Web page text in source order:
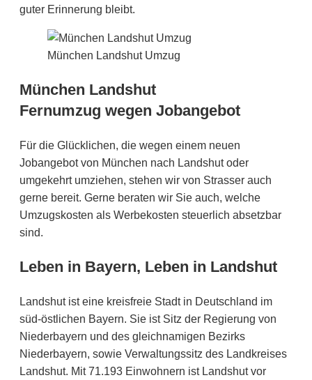
guter Erinnerung bleibt.
München Landshut Umzug
München Landshut
Fernumzug wegen Jobangebot
Für die Glücklichen, die wegen einem neuen
Jobangebot von München nach Landshut oder
umgekehrt umziehen, stehen wir von Strasser auch
gerne bereit. Gerne beraten wir Sie auch, welche
Umzugskosten als Werbekosten steuerlich absetzbar
sind.
Leben in Bayern, Leben in Landshut
Landshut ist eine kreisfreie Stadt in Deutschland im
süd-östlichen Bayern. Sie ist Sitz der Regierung von
Niederbayern und des gleichnamigen Bezirks
Niederbayern, sowie Verwaltungssitz des Landkreises
Landshut. Mit 71.193 Einwohnern ist Landshut vor